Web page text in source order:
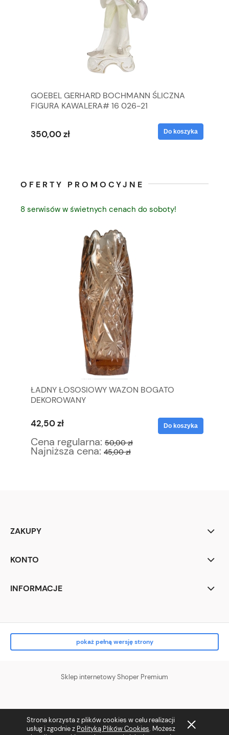
Strona korzysta z plików cookies w celu realizacji
usług i zgodnie z Polityką Plików Cookies. Możesz
GOEBEL GERHARD BOCHMANN ŚLICZNA
FIGURA KAWALERA# 16 026-21
350,00 zł Do koszyka
OFERTY PROMOCYJNE
8 serwisów w świetnych cenach do soboty!
ŁADNY ŁOSOSIOWY WAZON BOGATO
DEKOROWANY
42,50 zł
Cena regularna: 50,00 zł
Najniższa cena: 45,00 zł
Do koszyka
ZAKUPY
KONTO
INFORMACJE
pokaż pełną wersję strony
Sklep internetowy Shoper Premium